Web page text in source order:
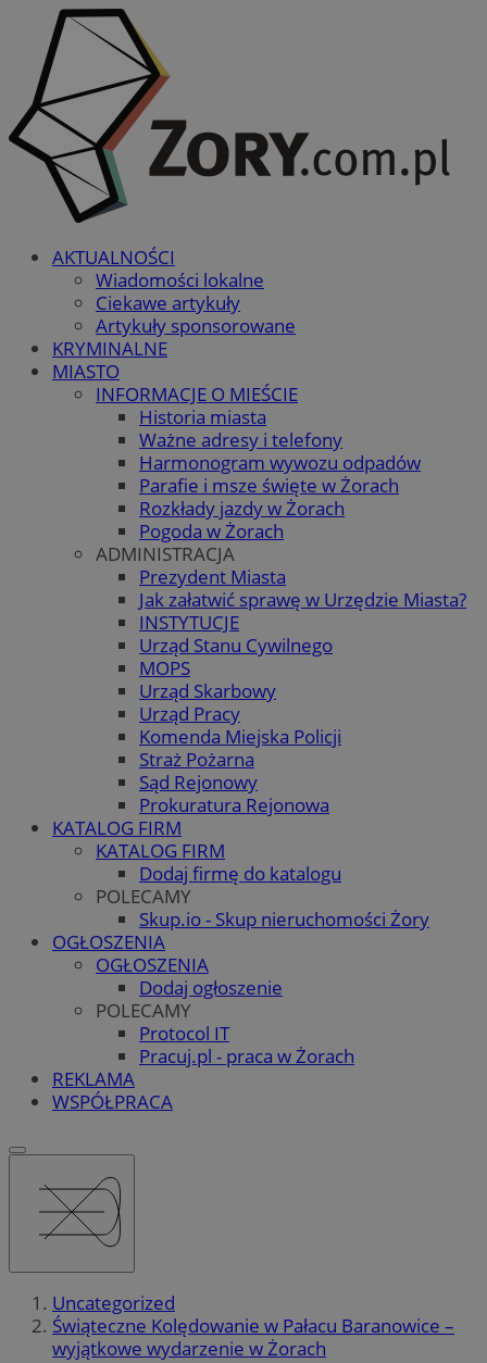
AKTUALNOŚCI
Wiadomości lokalne
Ciekawe artykuły
Artykuły sponsorowane
KRYMINALNE
MIASTO
INFORMACJE O MIEŚCIE
Historia miasta
Ważne adresy i telefony
Harmonogram wywozu odpadów
Parafie i msze święte w Żorach
Rozkłady jazdy w Żorach
Pogoda w Żorach
ADMINISTRACJA
Prezydent Miasta
Jak załatwić sprawę w Urzędzie Miasta?
INSTYTUCJE
Urząd Stanu Cywilnego
MOPS
Urząd Skarbowy
Urząd Pracy
Komenda Miejska Policji
Straż Pożarna
Sąd Rejonowy
Prokuratura Rejonowa
KATALOG FIRM
KATALOG FIRM
Dodaj firmę do katalogu
POLECAMY
Skup.io - Skup nieruchomości Żory
OGŁOSZENIA
OGŁOSZENIA
Dodaj ogłoszenie
POLECAMY
Protocol IT
Pracuj.pl - praca w Żorach
REKLAMA
WSPÓŁPRACA
Uncategorized
Świąteczne Kolędowanie w Pałacu Baranowice –
wyjątkowe wydarzenie w Żorach